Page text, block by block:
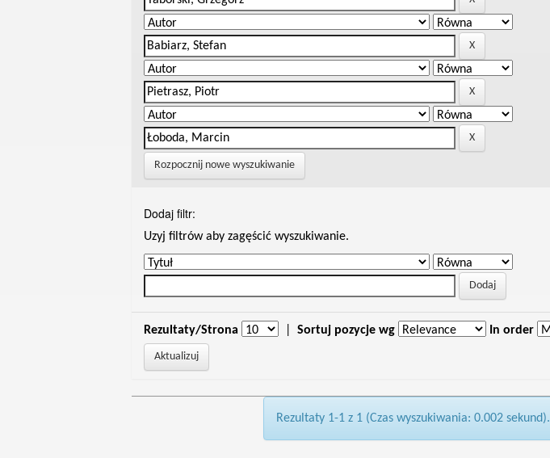
Rozpocznij nowe wyszukiwanie
Dodaj filtr:
Uzyj filtrów aby zagęścić wyszukiwanie.
Rezultaty/Strona Sortuj pozycje wg In order
Rezultaty 1-1 z 1 (Czas wyszukiwania: 0.002 sekund).